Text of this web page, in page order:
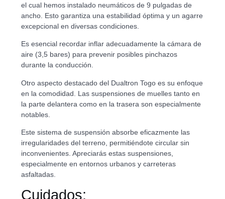
el cual hemos instalado neumáticos de 9 pulgadas de
ancho. Esto garantiza una estabilidad óptima y un agarre
excepcional en diversas condiciones.
Es esencial recordar inflar adecuadamente la cámara de
aire (3,5 bares) para prevenir posibles pinchazos
durante la conducción.
Otro aspecto destacado del Dualtron Togo es su enfoque
en la comodidad. Las suspensiones de muelles tanto en
la parte delantera como en la trasera son especialmente
notables.
Este sistema de suspensión absorbe eficazmente las
irregularidades del terreno, permitiéndote circular sin
inconvenientes. Apreciarás estas suspensiones,
especialmente en entornos urbanos y carreteras
asfaltadas.
Cuidados: